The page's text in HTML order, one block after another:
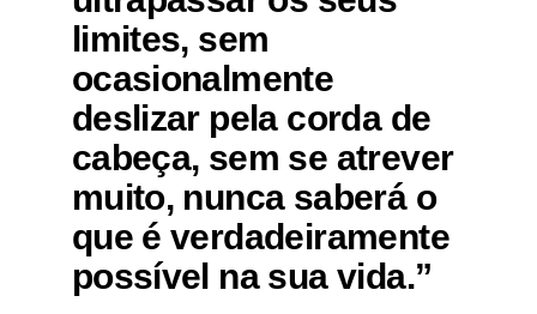
limites, sem
ocasionalmente
deslizar pela corda de
cabeça, sem se atrever
muito, nunca saberá o
que é verdadeiramente
possível na sua vida.”